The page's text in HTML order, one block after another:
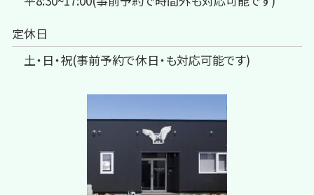
定休日
土・日・祝(事前予約で休日・も対応可能です)